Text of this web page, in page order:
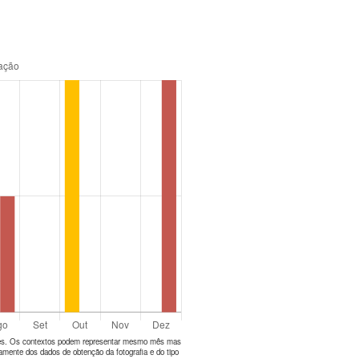
Os contextos podem representar mesmo mês mas
dos dados de obtenção da fotografia e do tipo